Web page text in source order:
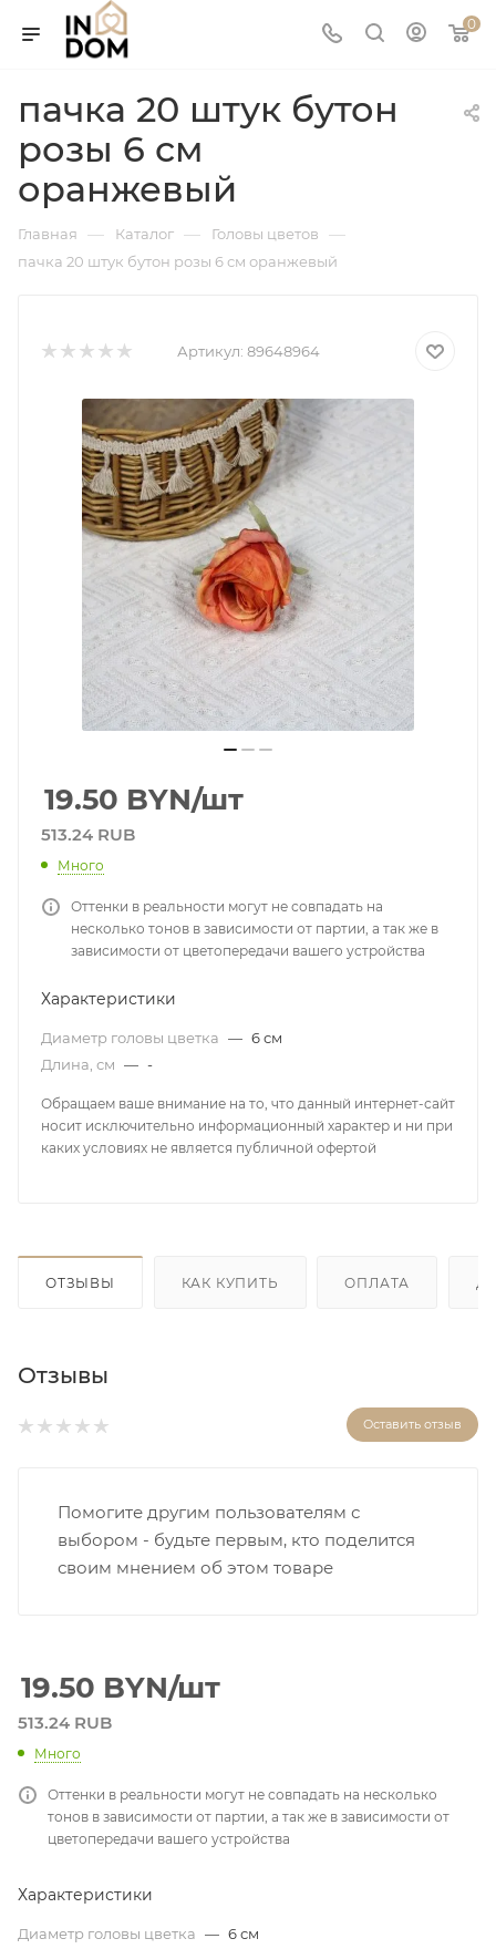
0
пачка 20 штук бутон
розы 6 см
оранжевый
Главная — Каталог — Головы цветов —
пачка 20 штук бутон розы 6 см оранжевый
Артикул: 89648964
19.50 BYN/шт
513.24 RUB
Много
Оттенки в реальности могут не совпадать на
несколько тонов в зависимости от партии, а так же в
зависимости от цветопередачи вашего устройства
Характеристики
Диаметр головы цветка — 6 см
Длина, см — -
Обращаем ваше внимание на то, что данный интернет-сайт
носит исключительно информационный характер и ни при
каких условиях не является публичной офертой
ОТЗЫВЫ КАК КУПИТЬ ОПЛАТА
Отзывы
Оставить отзыв
Помогите другим пользователям с
выбором - будьте первым, кто поделится
своим мнением об этом товаре
19.50 BYN/шт
513.24 RUB
Много
Оттенки в реальности могут не совпадать на несколько
тонов в зависимости от партии, а так же в зависимости от
цветопередачи вашего устройства
Характеристики
Диаметр головы цветка — 6 см